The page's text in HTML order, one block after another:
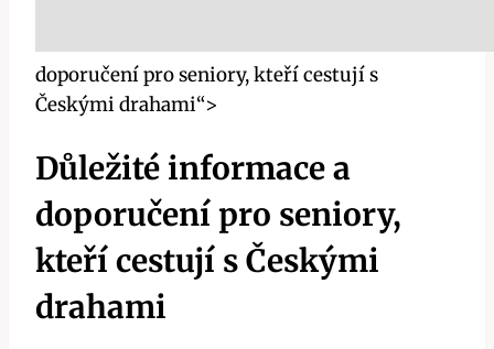
doporučení pro seniory, kteří cestují s
Českými drahami“>
Důležité informace a
doporučení pro seniory,
kteří cestují s Českými
drahami